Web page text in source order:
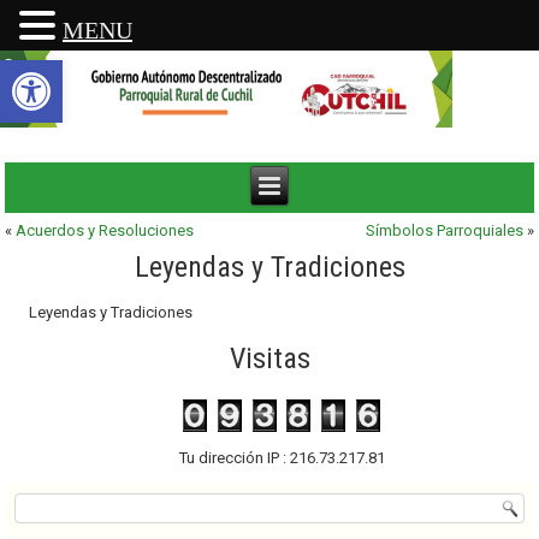
Abrir barra de herramientas
«Acuerdos y Resoluciones Símbolos Parroquiales»
Leyendas y Tradiciones
Leyendas y Tradiciones
Visitas
Tu dirección IP : 216.73.217.81
MENU